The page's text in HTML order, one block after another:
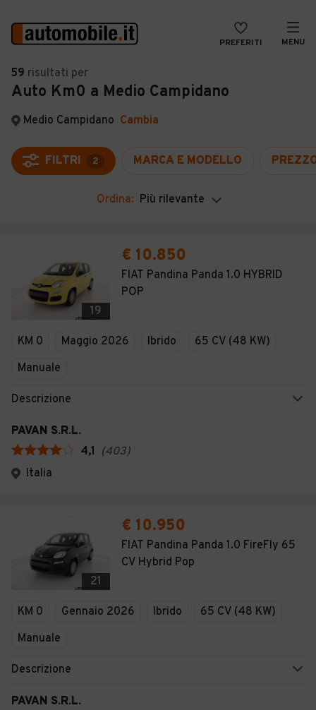
PREFERITI MENU
Auto
Auto usate
Auto Km 0
Auto Nuove
Noleggio a lungo termine
Moto
Camper
Veicoli Commerciali
VENDI
MAGAZINE
ACCEDI
59 risultati per
Auto Km0 a Medio Campidano
Medio Campidano Cambia
FILTRI 2 MARCA E MODELLO
Ordina: Più rilevante
19
€ 10.850
FIAT Pandina Panda 1.0 HYBRID
POP
KM 0 Maggio 2026 Ibrido
65 CV (48 KW)
Manuale
Descrizione
PAVAN S.R.L.
4,1 (403)
Italia
21
€ 10.950
FIAT Pandina Panda 1.0 FireFly 65
CV Hybrid Pop
KM 0 Gennaio 2026 Ibrido
65 CV (48 KW)
Manuale
Descrizione
PAVAN S.R.L.